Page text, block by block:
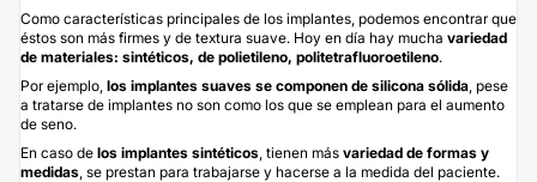
Como características principales de los implantes, podemos encontrar que
éstos son más firmes y de textura suave. Hoy en día hay mucha variedad
de materiales: sintéticos, de polietileno, politetrafluoroetileno.
Por ejemplo, los implantes suaves se componen de silicona sólida , pese
a tratarse de implantes no son como los que se emplean para el aumento
de seno.
En caso de los implantes sintéticos , tienen más variedad de formas y
medidas , se prestan para trabajarse y hacerse a la medida del paciente.